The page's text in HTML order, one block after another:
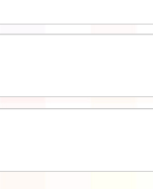
地點
會辦理
營活動